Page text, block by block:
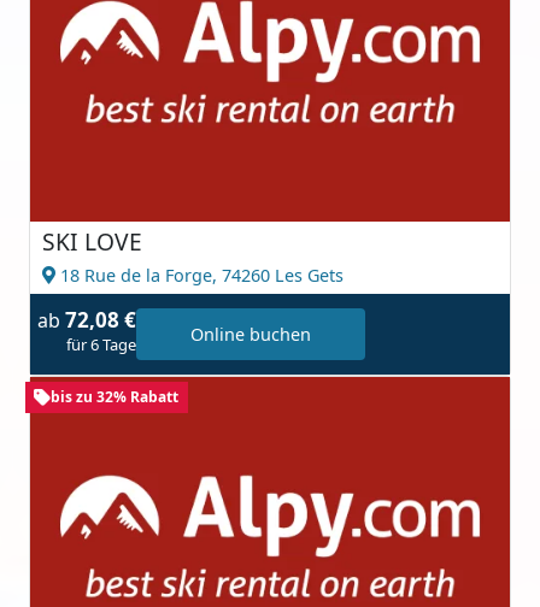
SKI LOVE
18 Rue de la Forge, 74260 Les Gets
ab 72,08 €
für 6 Tage Online buchen
bis zu 32% Rabatt